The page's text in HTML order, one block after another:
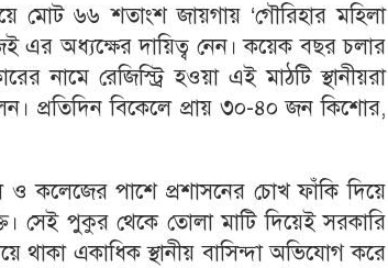
৬৬ শতাংশ জায়গায় ‘গৌরিহার মহিলা
এর অধ্যক্ষের দায়িত্ব নেন। কয়েক বছর চলার
নামে রেজিস্ট্রি হওয়া এই মাঠটি স্থানীয়রা
প্রতিদিন বিকেলে প্রায় ৩০-৪০ জন কিশোর,
ও কলেজের পাশে প্রশাসনের চোখ ফাঁকি দিয়ে
পুকুর থেকে তোলা মাটি দিয়েই সরকারি
থাকা একাধিক স্থানীয় বাসিন্দা অভিযোগ করে